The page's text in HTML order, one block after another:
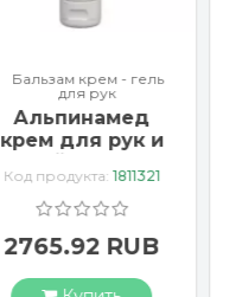
Бальзам крем - гель
для рук
Альпинамед
крем для рук и
Примулы
вечерней 100 мл
Код продукта:1811321
2765.92 RUB